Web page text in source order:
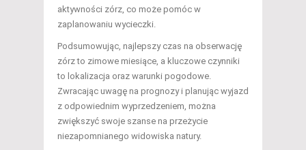
aktywności zórz, co może pomóc w
zaplanowaniu wycieczki.
Podsumowując, najlepszy czas na obserwację
zórz to zimowe miesiące, a kluczowe czynniki
to lokalizacja oraz warunki pogodowe.
Zwracając uwagę na prognozy i planując wyjazd
z odpowiednim wyprzedzeniem, można
zwiększyć swoje szanse na przeżycie
niezapomnianego widowiska natury.